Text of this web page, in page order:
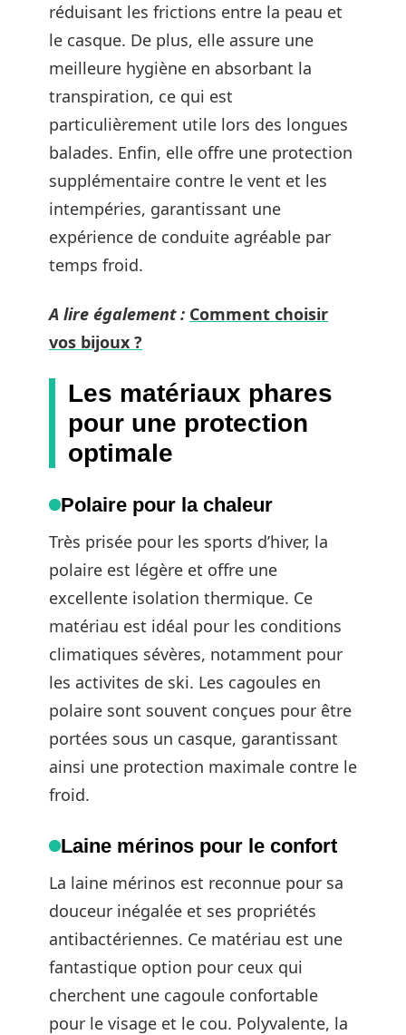
réduisant les frictions entre la peau et
le casque. De plus, elle assure une
meilleure hygiène en absorbant la
transpiration, ce qui est
particulièrement utile lors des longues
balades. Enfin, elle offre une protection
supplémentaire contre le vent et les
intempéries, garantissant une
expérience de conduite agréable par
temps froid.
A lire également : Comment choisir
vos bijoux ?
Les matériaux phares
pour une protection
optimale
Polaire pour la chaleur
Très prisée pour les sports d’hiver, la
polaire est légère et offre une
excellente isolation thermique. Ce
matériau est idéal pour les conditions
climatiques sévères, notamment pour
les activites de ski. Les cagoules en
polaire sont souvent conçues pour être
portées sous un casque, garantissant
ainsi une protection maximale contre le
froid.
Laine mérinos pour le confort
La laine mérinos est reconnue pour sa
douceur inégalée et ses propriétés
antibactériennes. Ce matériau est une
fantastique option pour ceux qui
cherchent une cagoule confortable
pour le visage et le cou. Polyvalente, la